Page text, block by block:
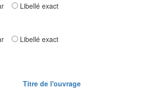
Libellé exact
Libellé exact
Titre de l'ouvrage